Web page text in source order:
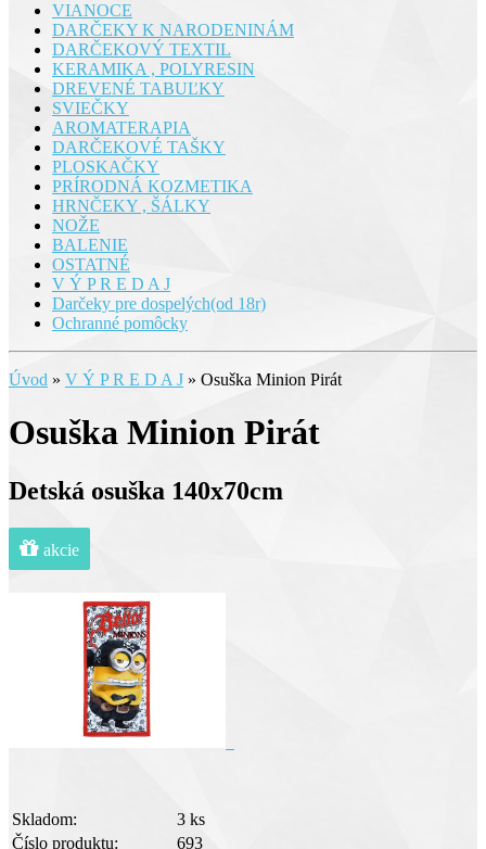
VIANOCE
DARČEKY K NARODENINÁM
DARČEKOVÝ TEXTIL
KERAMIKA , POLYRESIN
DREVENÉ TABUĽKY
SVIEČKY
AROMATERAPIA
DARČEKOVÉ TAŠKY
PLOSKAČKY
PRÍRODNÁ KOZMETIKA
HRNČEKY , ŠÁLKY
NOŽE
BALENIE
OSTATNÉ
V Ý P R E D A J
Darčeky pre dospelých(od 18r)
Ochranné pomôcky
Úvod » V Ý P R E D A J » Osuška Minion Pirát
Osuška Minion Pirát
Detská osuška 140x70cm
akcie
Skladom:
3 ks
Číslo produktu:
693